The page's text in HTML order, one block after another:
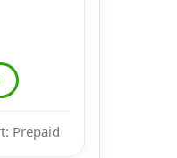
Prepaid